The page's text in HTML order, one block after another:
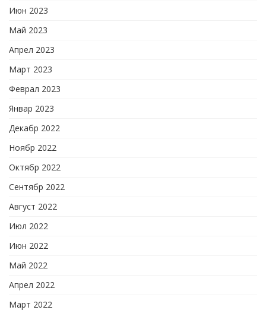
Июн 2023
Май 2023
Апрел 2023
Март 2023
Феврал 2023
Январ 2023
Декабр 2022
Ноябр 2022
Октябр 2022
Сентябр 2022
Август 2022
Июл 2022
Июн 2022
Май 2022
Апрел 2022
Март 2022